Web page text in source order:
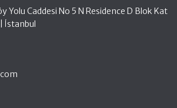
Yolu Caddesi No 5 N Residence D Blok Kat
İstanbul